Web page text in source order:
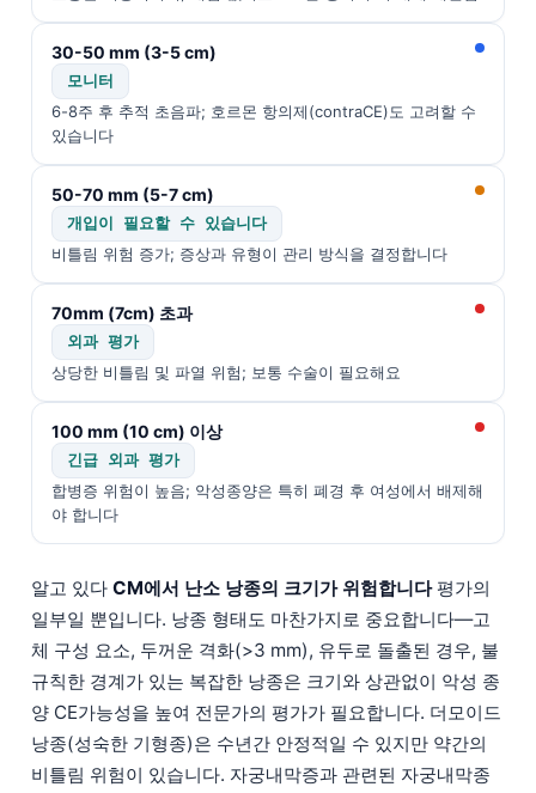
30-50 mm (3-5 cm)
모니터
6-8주 후 추적 초음파; 호르몬 항의제(contraCE)도 고려할 수
있습니다
50-70 mm (5-7 cm)
개입이 필요할 수 있습니다
비틀림 위험 증가; 증상과 유형이 관리 방식을 결정합니다
70mm (7cm) 초과
외과 평가
상당한 비틀림 및 파열 위험; 보통 수술이 필요해요
100 mm (10 cm) 이상
긴급 외과 평가
합병증 위험이 높음; 악성종양은 특히 폐경 후 여성에서 배제해
야 합니다
알고 있다 CM에서 난소 낭종의 크기가 위험합니다평가의
일부일 뿐입니다. 낭종 형태도 마찬가지로 중요합니다—고
체 구성 요소, 두꺼운 격화(>3 mm), 유두로 돌출된 경우, 불
규칙한 경계가 있는 복잡한 낭종은 크기와 상관없이 악성 종
양 CE가능성을 높여 전문가의 평가가 필요합니다. 더모이드
낭종(성숙한 기형종)은 수년간 안정적일 수 있지만 약간의
비틀림 위험이 있습니다. 자궁내막증과 관련된 자궁내막종
O‘zbekcha
Català
Қазақ тілі
Suomi
Hrvatski
پښتو
سنڌي
অসমীয়া
Galego
Македонски јазик
Euskara
Occitan
العربية المغربية
Afrikaans
Монгол